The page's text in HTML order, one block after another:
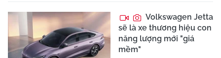
Volkswagen Jetta
sẽ là xe thương hiệu con
năng lượng mới "giá
mềm"